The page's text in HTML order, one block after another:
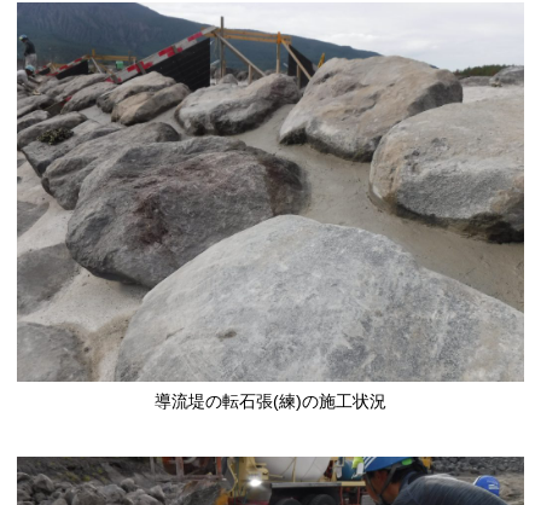
導流堤の転石張(練)の施工状況